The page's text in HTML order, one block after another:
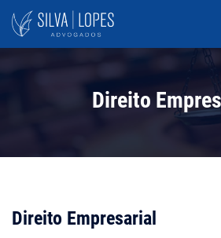
Direito
Direito Empresarial